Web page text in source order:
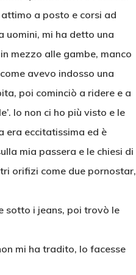
attimo a posto e corsi ad
uomini, mi ha detto una
mezzo alle gambe, manco
avevo indosso una
poi cominciò a ridere e a
Io non ci ho più visto e le
era eccitatissima ed è
mia passera e le chiesi di
orifizi come due pornostar,
sotto i jeans, poi trovò le
mi ha tradito, lo facesse